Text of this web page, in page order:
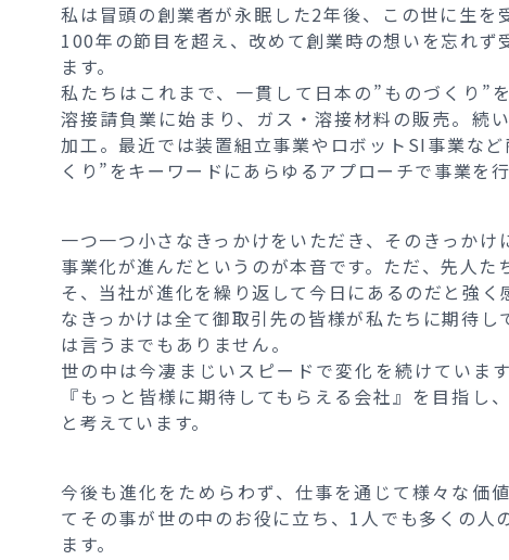
私は冒頭の創業者が永眠した2年後、この世に生を
100年の節目を超え、改めて創業時の想いを忘れず
ます。
私たちはこれまで、一貫して日本の”ものづくり”
溶接請負業に始まり、ガス・溶接材料の販売。続
加工。最近では装置組立事業やロボットSI事業な
くり”をキーワードにあらゆるアプローチで事業を
一つ一つ小さなきっかけをいただき、そのきっかけ
事業化が進んだというのが本音です。ただ、先人た
そ、当社が進化を繰り返して今日にあるのだと強
なきっかけは全て御取引先の皆様が私たちに期待
は言うまでもありません。
世の中は今凄まじいスピードで変化を続けていま
『もっと皆様に期待してもらえる会社』を目指し
と考えています。
今後も進化をためらわず、仕事を通じて様々な価
てその事が世の中のお役に立ち、1人でも多くの人
ます。